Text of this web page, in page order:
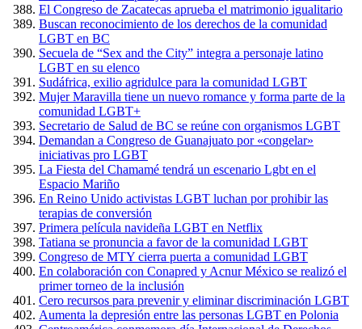
El Congreso de Zacatecas aprueba el matrimonio igualitario
Buscan reconocimiento de los derechos de la comunidad
LGBT en BC
Secuela de “Sex and the City” integra a personaje latino
LGBT en su elenco
Sudáfrica, exilio agridulce para la comunidad LGBT
Mujer Maravilla tiene un nuevo romance y forma parte de la
comunidad LGBT+
Secretario de Salud de BC se reúne con organismos LGBT
Demandan a Congreso de Guanajuato por «congelar»
iniciativas pro LGBT
La Fiesta del Chamamé tendrá un escenario Lgbt en el
Espacio Mariño
En Reino Unido activistas LGBT luchan por prohibir las
terapias de conversión
Primera película navideña LGBT en Netflix
Tatiana se pronuncia a favor de la comunidad LGBT
Congreso de MTY cierra puerta a comunidad LGBT
En colaboración con Conapred y Acnur México se realizó el
primer torneo de la inclusión
Cero recursos para prevenir y eliminar discriminación LGBT
Aumenta la depresión entre las personas LGBT en Polonia